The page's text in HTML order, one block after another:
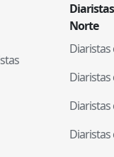
Norte
Diaristas
Diaristas
Diaristas
Diaristas